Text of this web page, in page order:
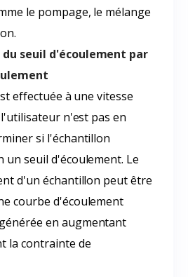
le pompage, le mélange
seuil d'écoulement par
effectuée à une vitesse
n'est pas en
si l'échantillon
un seuil d'écoulement. Le
d'un échantillon peut être
courbe d'écoulement
en augmentant
la contrainte de